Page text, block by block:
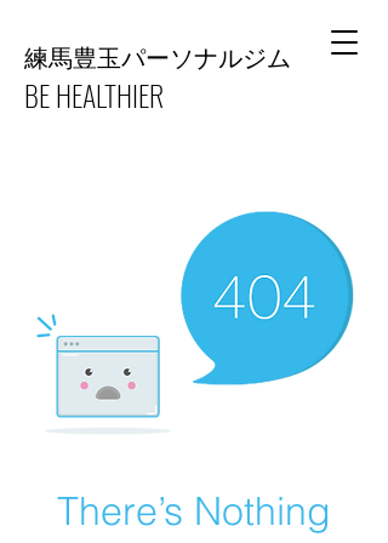
​練馬豊玉パーソナルジム
BE HEALTHIER
There’s Nothing